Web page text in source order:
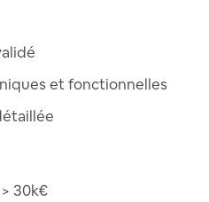
et fonctionnelles
30k€